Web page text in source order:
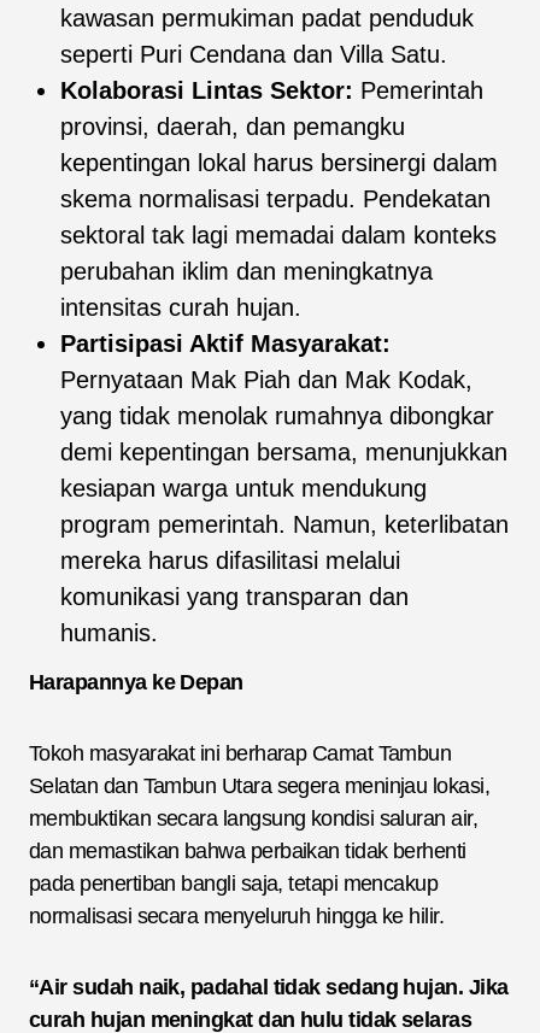
kawasan permukiman padat penduduk
seperti Puri Cendana dan Villa Satu.
Kolaborasi Lintas Sektor: Pemerintah
provinsi, daerah, dan pemangku
kepentingan lokal harus bersinergi dalam
skema normalisasi terpadu. Pendekatan
sektoral tak lagi memadai dalam konteks
perubahan iklim dan meningkatnya
intensitas curah hujan.
Partisipasi Aktif Masyarakat:
Pernyataan Mak Piah dan Mak Kodak,
yang tidak menolak rumahnya dibongkar
demi kepentingan bersama, menunjukkan
kesiapan warga untuk mendukung
program pemerintah. Namun, keterlibatan
mereka harus difasilitasi melalui
komunikasi yang transparan dan
humanis.
Harapannya ke Depan
Tokoh masyarakat ini berharap Camat Tambun
Selatan dan Tambun Utara segera meninjau lokasi,
membuktikan secara langsung kondisi saluran air,
dan memastikan bahwa perbaikan tidak berhenti
pada penertiban bangli saja, tetapi mencakup
normalisasi secara menyeluruh hingga ke hilir.
“Air sudah naik, padahal tidak sedang hujan. Jika
curah hujan meningkat dan hulu tidak selaras